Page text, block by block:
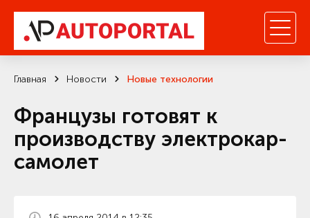
Главная Новости Новые технологии
Французы готовят к
производству электрокар-
самолет